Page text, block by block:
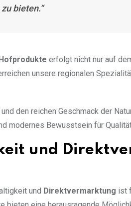
bieten.“
erfolgt nicht nur auf
unsere regionalen
den reichen Geschmack der
modernes Bewusstsein für
und
und Direktvermarktung ist